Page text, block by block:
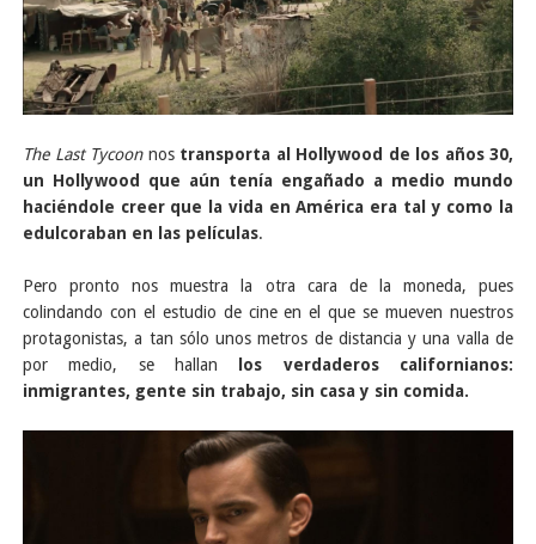
The Last Tycoonnos transporta al Hollywood de los años 30,
un Hollywood que aún tenía engañado a medio mundo
haciéndole creer que la vida en América era tal y como la
edulcoraban en las películas.
Pero pronto nos muestra la otra cara de la moneda, pues
colindando con el estudio de cine en el que se mueven nuestros
protagonistas, a tan sólo unos metros de distancia y una valla de
por medio, se hallan los verdaderos californianos:
inmigrantes, gente sin trabajo, sin casa y sin comida.